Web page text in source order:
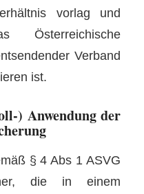
vorlag und
Österreichische
Verband
ist.
) Anwendung der
§ 4 Abs 1 ASVG
die in einem